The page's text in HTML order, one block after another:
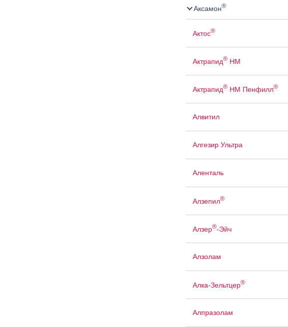
Аксамон®
Актос®
Актрапид®НМ
Актрапид®НМ Пенфилл®
Алвитил
Алгезир Ультра
Аленталь
Алзепил®
Алзер®-Эйч
Алзолам
Алка-Зельтцер®
Алпразолам